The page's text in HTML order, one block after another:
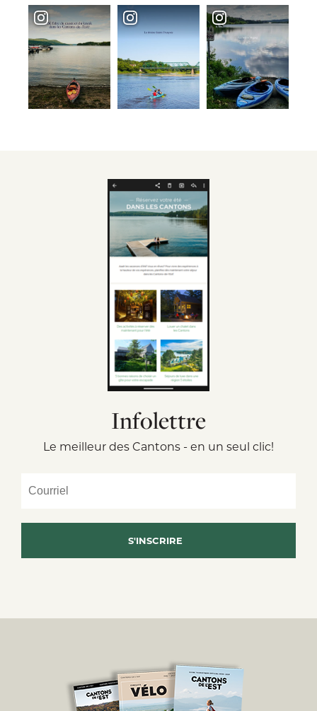
Infolettre
Le meilleur des Cantons - en un seul clic!